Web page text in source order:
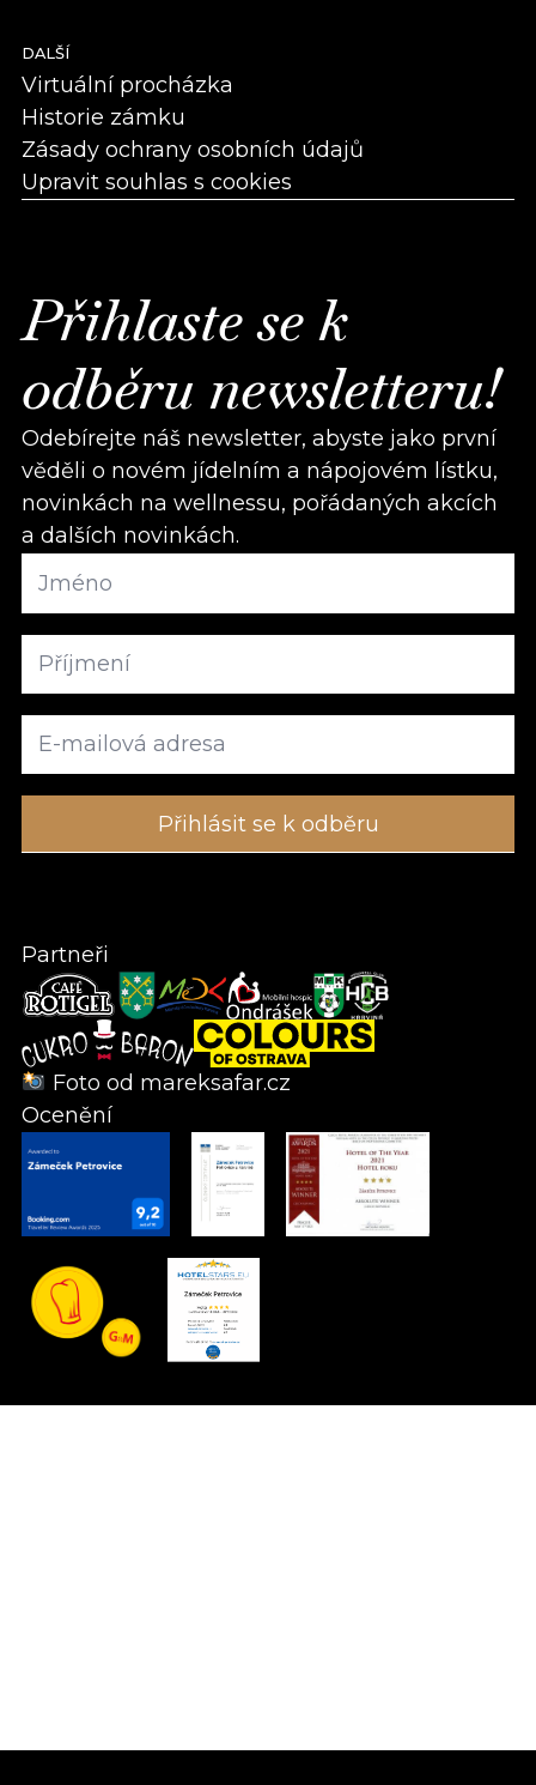
DALŠÍ
Virtuální procházka
Historie zámku
Zásady ochrany osobních údajů
Upravit souhlas s cookies
Přihlaste se k
odběru newsletteru!
Odebírejte náš newsletter, abyste jako první
věděli o novém jídelním a nápojovém lístku,
novinkách na wellnessu, pořádaných akcích
a dalších novinkách.
Partneři
Foto od mareksafar.cz
Ocenění